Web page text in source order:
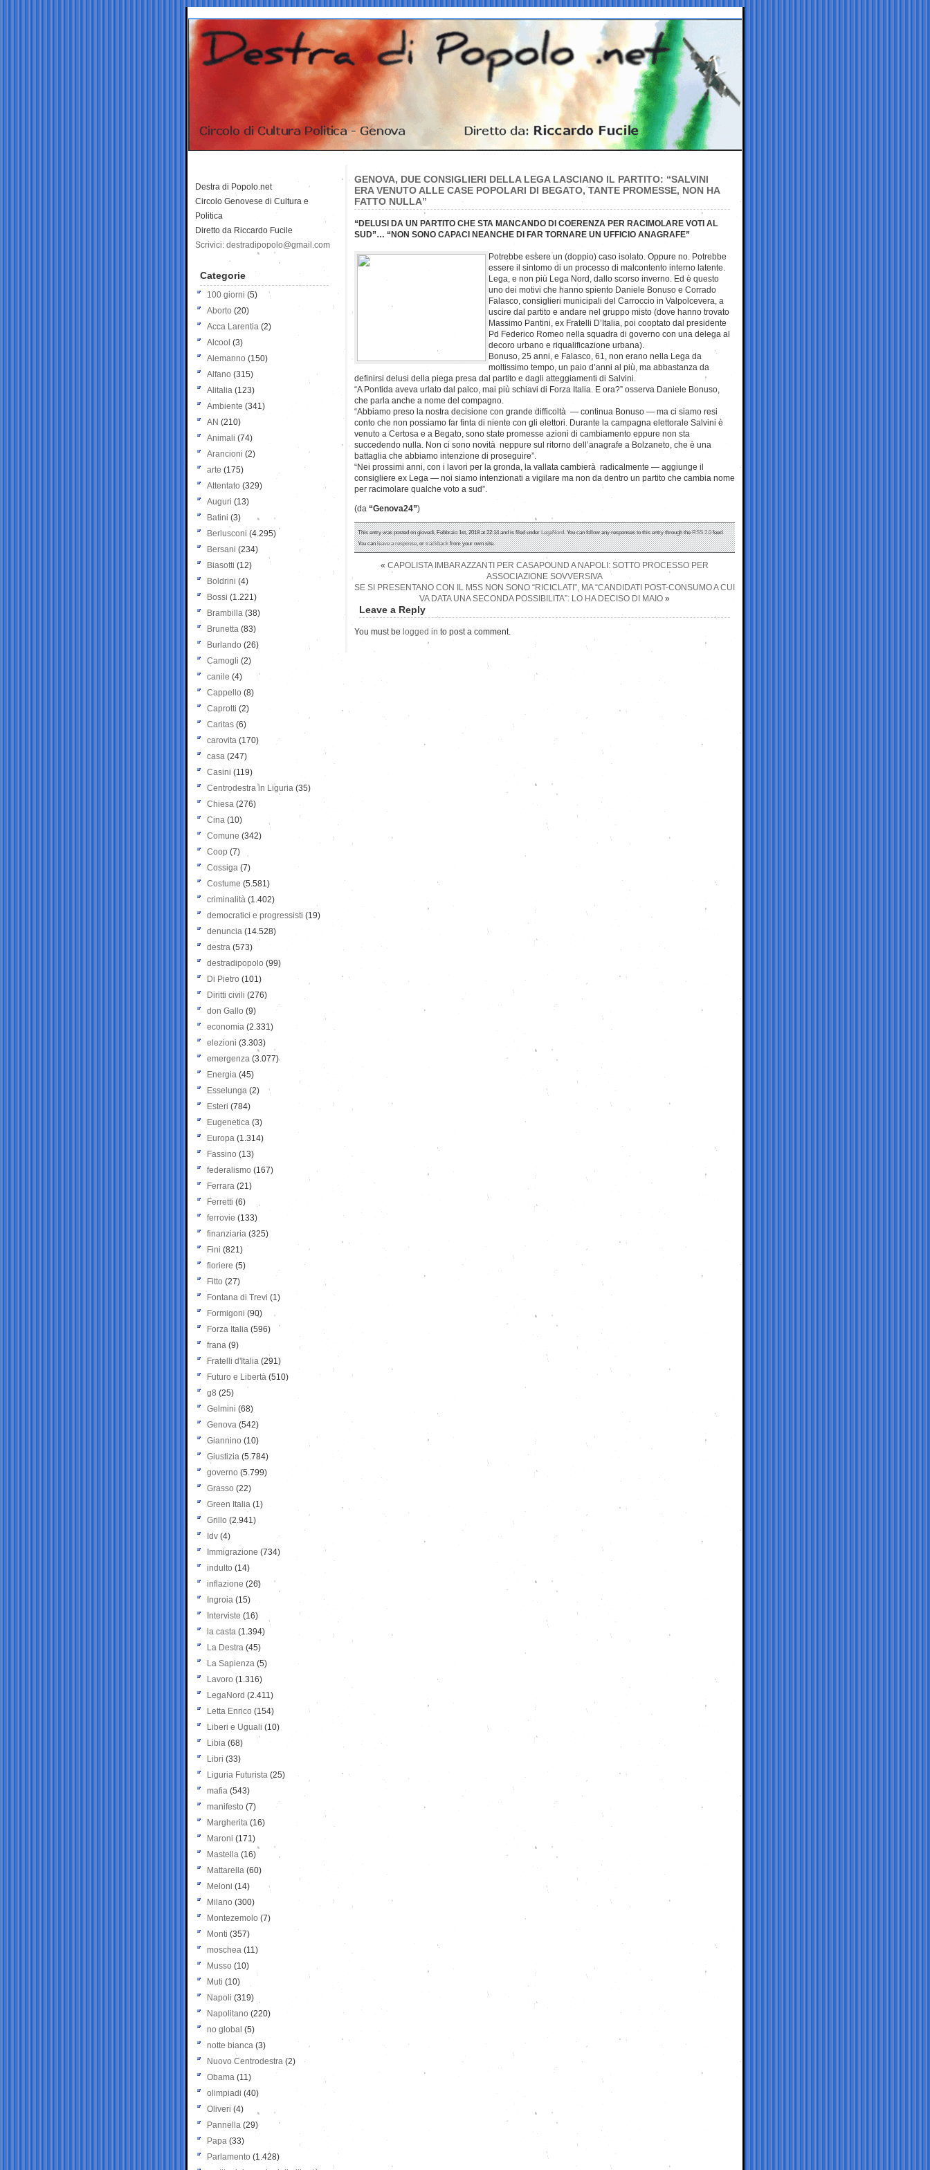
GENOVA, DUE CONSIGLIERI DELLA LEGA LASCIANO IL PARTITO: “SALVINI
ERA VENUTO ALLE CASE POPOLARI DI BEGATO, TANTE PROMESSE, NON HA
FATTO NULLA”
“DELUSI DA UN PARTITO CHE STA MANCANDO DI COERENZA PER RACIMOLARE VOTI AL
SUD”… “NON SONO CAPACI NEANCHE DI FAR TORNARE UN UFFICIO ANAGRAFE”
Potrebbe essere un (doppio) caso isolato. Oppure no. Potrebbe
essere il sintomo di un processo di malcontento interno latente.
Lega, e non più Lega Nord, dallo scorso inverno. Ed è questo
uno dei motivi che hanno spiento Daniele Bonuso e Corrado
Falasco, consiglieri municipali del Carroccio in Valpolcevera, a
uscire dal partito e andare nel gruppo misto (dove hanno trovato
Massimo Pantini, ex Fratelli D’Italia, poi cooptato dal presidente
Pd Federico Romeo nella squadra di governo con una delega al
decoro urbano e riqualificazione urbana).
Bonuso, 25 anni, e Falasco, 61, non erano nella Lega da
moltissimo tempo, un paio d’anni al più, ma abbastanza da
definirsi delusi della piega presa dal partito e dagli atteggiamenti di Salvini.
“A Pontida aveva urlato dal palco, mai più schiavi di Forza Italia. E ora?” osserva Daniele Bonuso,
che parla anche a nome del compagno.
“Abbiamo preso la nostra decisione con grande difficoltà — continua Bonuso — ma ci siamo resi
conto che non possiamo far finta di niente con gli elettori. Durante la campagna elettorale Salvini è
venuto a Certosa e a Begato, sono state promesse azioni di cambiamento eppure non sta
succedendo nulla. Non ci sono novità neppure sul ritorno dell’anagrafe a Bolzaneto, che è una
battaglia che abbiamo intenzione di proseguire”.
“Nei prossimi anni, con i lavori per la gronda, la vallata cambierà radicalmente — aggiunge il
consigliere ex Lega — noi siamo intenzionati a vigilare ma non da dentro un partito che cambia nome
per racimolare qualche voto a sud”.
(da “Genova24”)
This entry was posted on giovedì, Febbraio 1st, 2018 at 22:14 and is filed underLegaNord. You can follow any responses to this entry through theRSS 2.0feed.
You canleave a response, ortrackbackfrom your own site.
« CAPOLISTA IMBARAZZANTI PER CASAPOUND A NAPOLI: SOTTO PROCESSO PER
ASSOCIAZIONE SOVVERSIVA
SE SI PRESENTANO CON IL M5S NON SONO “RICICLATI”, MA “CANDIDATI POST-CONSUMO A CUI
VA DATA UNA SECONDA POSSIBILITA”: LO HA DECISO DI MAIO »
Leave a Reply
You must be logged in to post a comment.
Destra di Popolo.net
Circolo Genovese di Cultura e
Politica
Diretto da Riccardo Fucile
Scrivici: destradipopolo@gmail.com
Categorie
100 giorni (5)
Aborto (20)
Acca Larentia (2)
Alcool (3)
Alemanno (150)
Alfano (315)
Alitalia (123)
Ambiente (341)
AN (210)
Animali (74)
Arancioni (2)
arte (175)
Attentato (329)
Auguri (13)
Batini (3)
Berlusconi (4.295)
Bersani (234)
Biasotti (12)
Boldrini (4)
Bossi (1.221)
Brambilla (38)
Brunetta (83)
Burlando (26)
Camogli (2)
canile (4)
Cappello (8)
Caprotti (2)
Caritas (6)
carovita (170)
casa (247)
Casini (119)
Centrodestra in Liguria (35)
Chiesa (276)
Cina (10)
Comune (342)
Coop (7)
Cossiga (7)
Costume (5.581)
criminalità (1.402)
democratici e progressisti (19)
denuncia (14.528)
destra (573)
destradipopolo (99)
Di Pietro (101)
Diritti civili (276)
don Gallo (9)
economia (2.331)
elezioni (3.303)
emergenza (3.077)
Energia (45)
Esselunga (2)
Esteri (784)
Eugenetica (3)
Europa (1.314)
Fassino (13)
federalismo (167)
Ferrara (21)
Ferretti (6)
ferrovie (133)
finanziaria (325)
Fini (821)
fioriere (5)
Fitto (27)
Fontana di Trevi (1)
Formigoni (90)
Forza Italia (596)
frana (9)
Fratelli d'Italia (291)
Futuro e Libertà (510)
g8 (25)
Gelmini (68)
Genova (542)
Giannino (10)
Giustizia (5.784)
governo (5.799)
Grasso (22)
Green Italia (1)
Grillo (2.941)
Idv (4)
Immigrazione (734)
indulto (14)
inflazione (26)
Ingroia (15)
Interviste (16)
la casta (1.394)
La Destra (45)
La Sapienza (5)
Lavoro (1.316)
LegaNord (2.411)
Letta Enrico (154)
Liberi e Uguali (10)
Libia (68)
Libri (33)
Liguria Futurista (25)
mafia (543)
manifesto (7)
Margherita (16)
Maroni (171)
Mastella (16)
Mattarella (60)
Meloni (14)
Milano (300)
Montezemolo (7)
Monti (357)
moschea (11)
Musso (10)
Muti (10)
Napoli (319)
Napolitano (220)
no global (5)
notte bianca (3)
Nuovo Centrodestra (2)
Obama (11)
olimpiadi (40)
Oliveri (4)
Pannella (29)
Papa (33)
Parlamento (1.428)